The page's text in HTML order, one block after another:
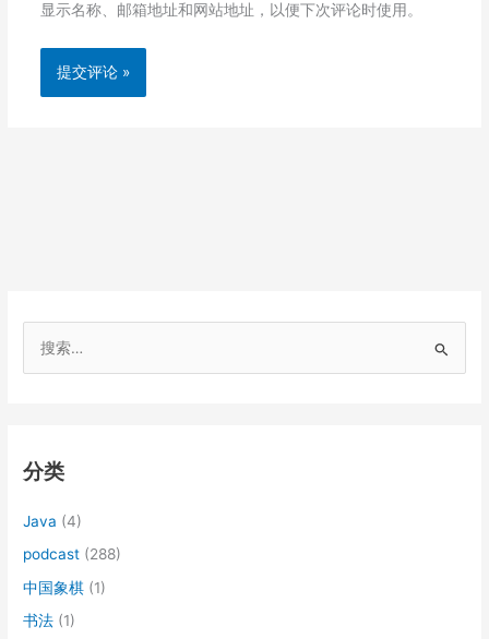
显示名称、邮箱地址和网站地址，以便下次评论时使用。
分类
Java (4)
podcast (288)
中国象棋 (1)
书法 (1)